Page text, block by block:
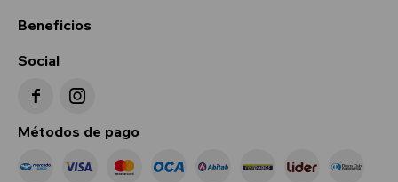
Beneficios
Social
 
Métodos de pago